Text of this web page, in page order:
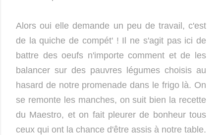
Alors oui elle demande un peu de travail, c'est
de la quiche de compét' ! Il ne s'agit pas ici de
battre des oeufs n'importe comment et de les
balancer sur des pauvres légumes choisis au
hasard de notre promenade dans le frigo là. On
se remonte les manches, on suit bien la recette
du Maestro, et on fait pleurer de bonheur tous
ceux qui ont la chance d'être assis à notre table.